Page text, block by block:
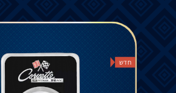
חדש